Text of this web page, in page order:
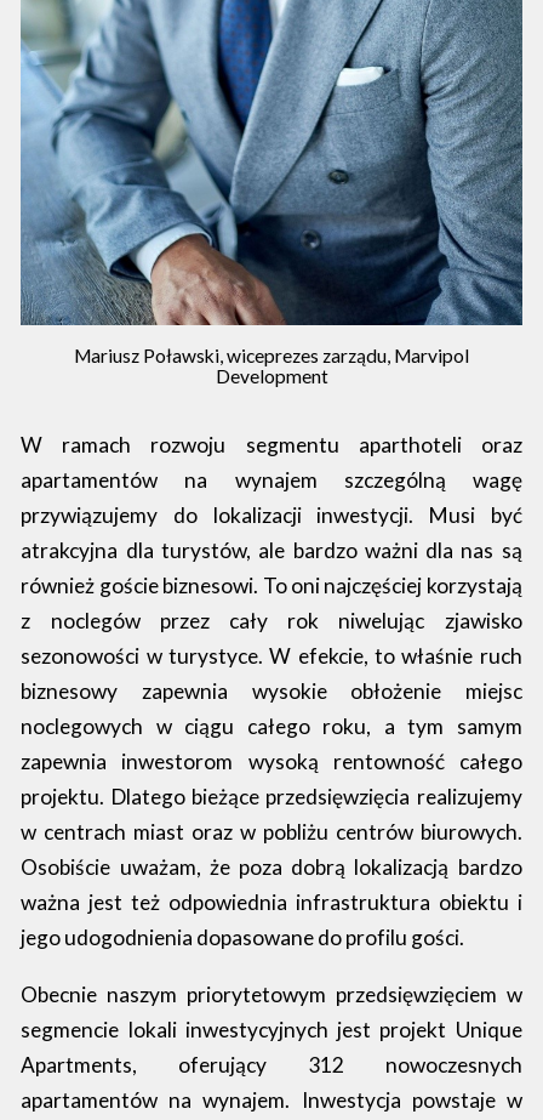
Mariusz Poławski, wiceprezes zarządu, Marvipol
Development
W ramach rozwoju segmentu aparthoteli oraz
apartamentów na wynajem szczególną wagę
przywiązujemy do lokalizacji inwestycji. Musi być
atrakcyjna dla turystów, ale bardzo ważni dla nas są
również goście biznesowi. To oni najczęściej korzystają
z noclegów przez cały rok niwelując zjawisko
sezonowości w turystyce. W efekcie, to właśnie ruch
biznesowy zapewnia wysokie obłożenie miejsc
noclegowych w ciągu całego roku, a tym samym
zapewnia inwestorom wysoką rentowność całego
projektu. Dlatego bieżące przedsięwzięcia realizujemy
w centrach miast oraz w pobliżu centrów biurowych.
Osobiście uważam, że poza dobrą lokalizacją bardzo
ważna jest też odpowiednia infrastruktura obiektu i
jego udogodnienia dopasowane do profilu gości.
Obecnie naszym priorytetowym przedsięwzięciem w
segmencie lokali inwestycyjnych jest projekt Unique
Apartments, oferujący 312 nowoczesnych
apartamentów na wynajem. Inwestycja powstaje w